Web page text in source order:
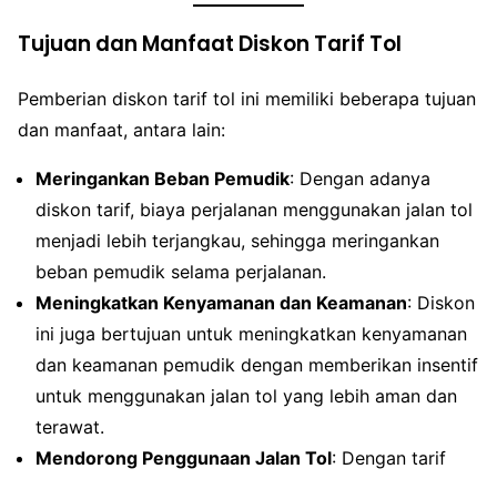
Tujuan dan Manfaat Diskon Tarif Tol
Pemberian diskon tarif tol ini memiliki beberapa tujuan
dan manfaat, antara lain:
Meringankan Beban Pemudik: Dengan adanya
diskon tarif, biaya perjalanan menggunakan jalan tol
menjadi lebih terjangkau, sehingga meringankan
beban pemudik selama perjalanan.
Meningkatkan Kenyamanan dan Keamanan: Diskon
ini juga bertujuan untuk meningkatkan kenyamanan
dan keamanan pemudik dengan memberikan insentif
untuk menggunakan jalan tol yang lebih aman dan
terawat.
Mendorong Penggunaan Jalan Tol: Dengan tarif